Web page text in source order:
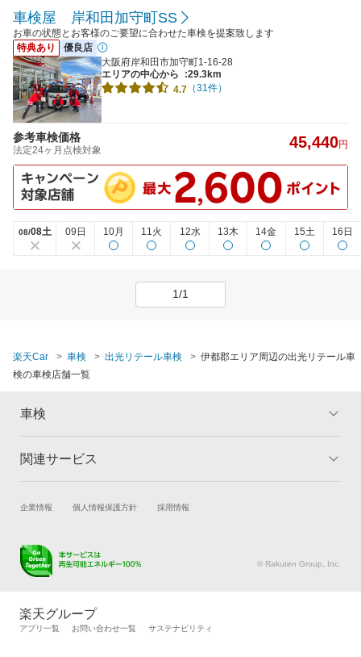
車検屋 岸和田加守町SS
お車の状態とお客様のご要望に合わせた車検を提案致します
特典あり
優良店
大阪府岸和田市加守町1-16-28
エリアの中心から
:29.3km
4.7 （31件）
参考車検価格
法定24ヶ月点検対象 45,440円
08/08土 09日 10月 11火 12水 13木 14金 15土 16日
1/1
楽天Car 車検 出光リテール車検
伊都郡エリア周辺の出光リテール車
検の車検店舗一覧
車検
トップ
車検の基礎知識 キャンペーン一覧
関連サービス
試乗・商談 新車購入
キズ修理予約
メンテナンス管理
自動車カタログ 自動車保険
企業情報 個人情報保護方針 採用情報
© Rakuten Group, Inc.
楽天グループ
アプリ一覧 お問い合わせ一覧 サステナビリティ